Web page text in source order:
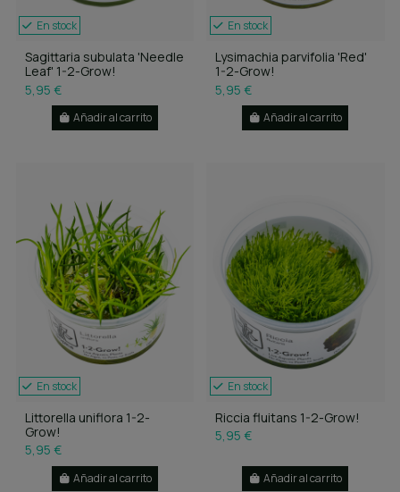
En stock
Sagittaria subulata 'Needle
Leaf' 1-2-Grow!
5,95 €
Añadir al carrito
En stock
Lysimachia parvifolia 'Red'
1-2-Grow!
5,95 €
Añadir al carrito
En stock
Littorella uniflora 1-2-
Grow!
5,95 €
Añadir al carrito
En stock
Riccia fluitans 1-2-Grow!
5,95 €
Añadir al carrito